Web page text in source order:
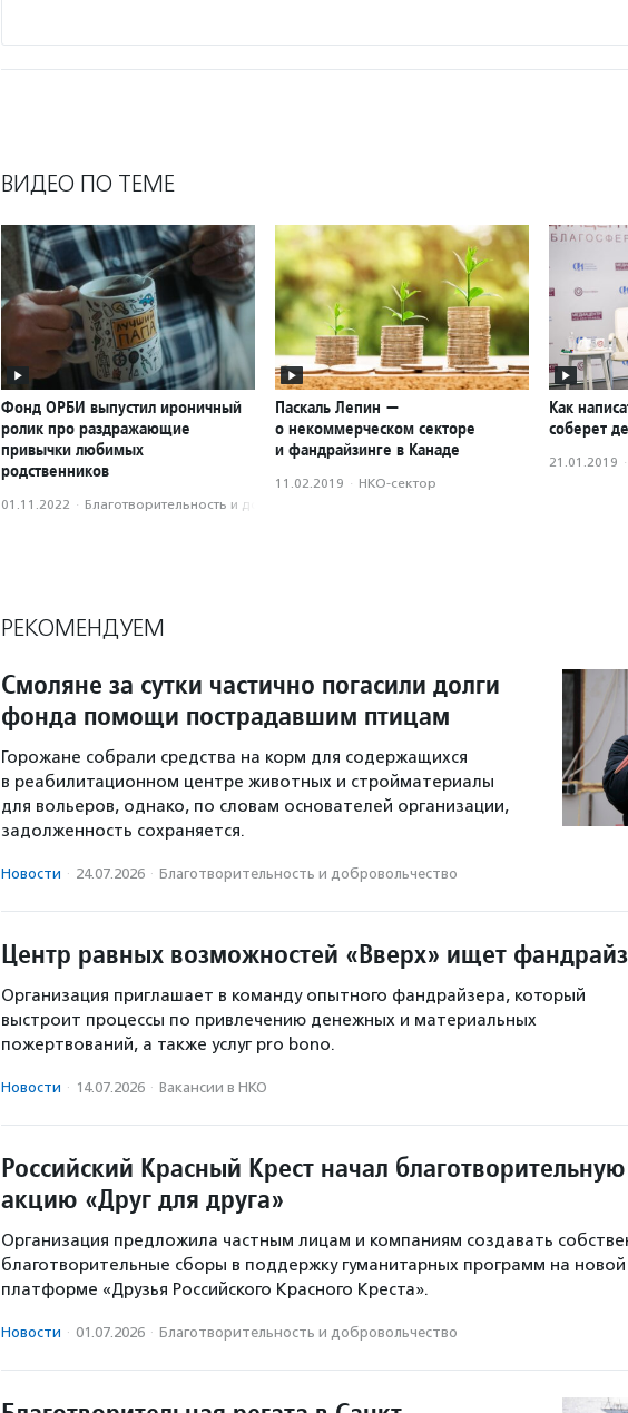
ВИДЕО ПО ТЕМЕ
Фонд ОРБИ выпустил ироничный
ролик про раздражающие
привычки любимых
родственников
01.11.2022 · Благотвори­тель­ность и доброволь­чест­во
Паскаль Лепин —
о некоммерческом секторе
и фандрайзинге в Канаде
11.02.2019 · НКО-сектор
Как
соберет
21.01.2019 ·
РЕКОМЕНДУЕМ
Смоляне за сутки частично погасили долги
фонда помощи пострадавшим птицам
Горожане собрали средства на корм для содержащихся
в реабилитационном центре животных и стройматериалы
для вольеров, однако, по словам основателей организации,
задолженность сохраняется.
Новости · 24.07.2026 · Благотвори­тель­ность и доброволь­чест­во
Центр равных возможностей «Вверх» ищет
Организация приглашает в команду опытного фандрайзера, который
выстроит процессы по привлечению денежных и материальных
пожертвований, а также услуг pro bono.
Новости · 14.07.2026 · Вакансии в НКО
Российский Красный Крест начал благотворительную
акцию «Друг для друга»
Организация предложила частным лицам и компаниям создавать
благотворительные сборы в поддержку гуманитарных программ на новой
платформе «Друзья Российского Красного Креста».
Новости · 01.07.2026 · Благотвори­тель­ность и доброволь­чест­во